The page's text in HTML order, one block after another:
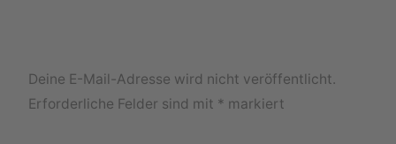
Deine E-Mail-Adresse wird nicht veröffentlicht.
Erforderliche Felder sind mit * markiert